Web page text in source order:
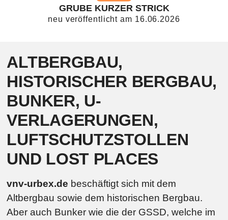
GRUBE KURZER STRICK
neu veröffentlicht am 16.06.2026
ALTBERGBAU,
HISTORISCHER BERGBAU,
BUNKER, U-
VERLAGERUNGEN,
LUFTSCHUTZSTOLLEN
UND LOST PLACES
vnv-urbex.de beschäftigt sich mit dem
Altbergbau sowie dem historischen Bergbau.
Aber auch Bunker wie die der GSSD, welche im